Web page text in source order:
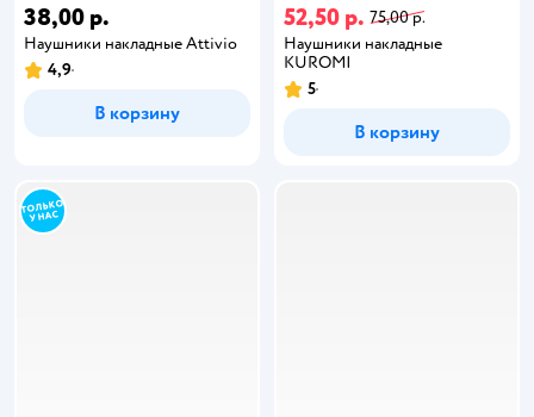
38,00 р.
Наушники накладные Attivio
4,9
В корзину
52,50 р. 75,00 р.
Наушники накладные
KUROMI
5
В корзину